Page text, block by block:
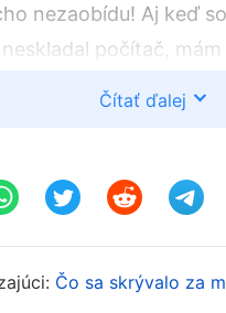
nezaobídu! Aj keď
počítač,
Neskôr im
som, že tento
som takýto typ
Čítať ďalej
Čo sa skrývalo za